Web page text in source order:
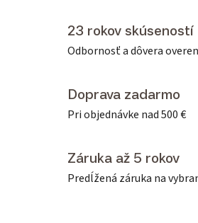
23 rokov skúseností
Odbornosť a dôvera
Doprava zadarmo
Pri objednávke nad 500 €
Záruka až 5 rokov
Predĺžená záruka na